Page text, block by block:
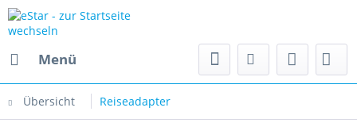
Menü
Übersicht Reiseadapter